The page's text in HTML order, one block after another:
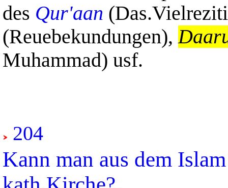
des Qur'aan
(Reuebekundungen),
Muhammad) usf.
204
Kann man aus dem